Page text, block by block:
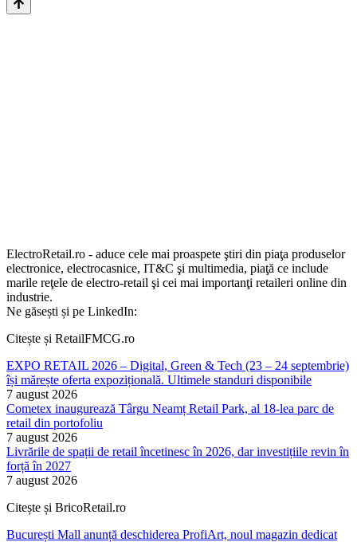
ElectroRetail.ro - aduce cele mai proaspete ştiri din piaţa produselor
electronice, electrocasnice, IT&C şi multimedia, piaţă ce include
marile reţele de electro-retail şi cei mai importanţi retaileri online din
industrie.
Ne găsești și pe LinkedIn:
Citește și RetailFMCG.ro
EXPO RETAIL 2026 – Digital, Green & Tech (23 – 24 septembrie)
își mărește oferta expozițională. Ultimele standuri disponibile
7 august 2026
Cometex inaugurează Târgu Neamț Retail Park, al 18-lea parc de
retail din portofoliu
7 august 2026
Livrările de spații de retail încetinesc în 2026, dar investițiile revin în
forță în 2027
7 august 2026
Citește și BricoRetail.ro
București Mall anunță deschiderea ProfiArt, noul magazin dedicat